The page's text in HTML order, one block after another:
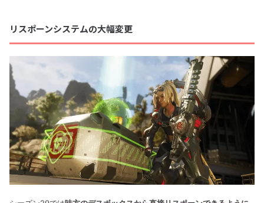
リスポーンシステムの大幅変更